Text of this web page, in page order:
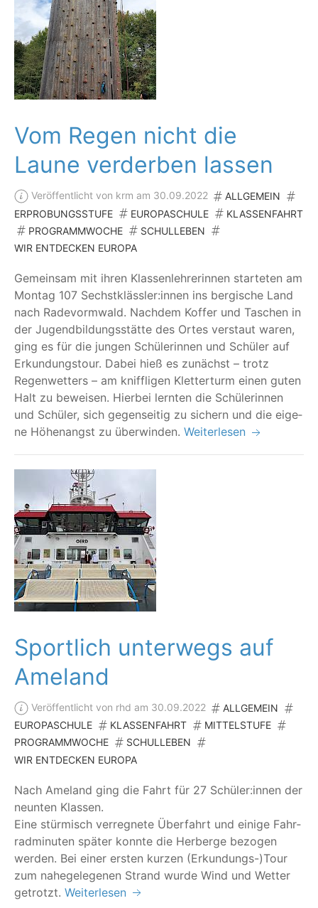
Vom Regen nicht die
Laune verderben lassen
Veröffentlicht von krm am 30.09.2022
ALLGEMEIN
ERPROBUNGSSTUFE
EUROPASCHULE
KLASSENFAHRT
PROGRAMMWOCHE
SCHULLEBEN
WIR ENTDECKEN EUROPA
Gemein­sam mit ihren Klas­sen­leh­re­rin­nen star­te­ten am
Mon­tag 107 Sechstklässler:innen ins ber­gi­sche Land
nach Rade­vorm­wald. Nach­dem Kof­fer und Taschen in
der Jugend­bil­dungs­stät­te des Ortes ver­staut waren,
ging es für die jun­gen Schü­le­rin­nen und Schü­ler auf
Erkun­dungs­tour. Dabei hieß es zunächst – trotz
Regen­wet­ters – am kniff­li­gen Klet­ter­turm einen guten
Halt zu bewei­sen. Hier­bei lern­ten die Schü­le­rin­nen
und Schü­ler, sich gegen­sei­tig zu sichern und die eige­
ne Höhen­angst zu überwinden. Weiterlesen
Sportlich unterwegs auf
Ameland
Veröffentlicht von rhd am 30.09.2022
ALLGEMEIN
EUROPASCHULE
KLASSENFAHRT
MITTELSTUFE
PROGRAMMWOCHE
SCHULLEBEN
WIR ENTDECKEN EUROPA
Nach Ame­land ging die Fahrt für 27 Schüler:innen der
neun­ten Klassen.
Eine stür­misch ver­reg­ne­te Über­fahrt und eini­ge Fahr­
rad­mi­nu­ten spä­ter konn­te die Her­ber­ge bezo­gen
wer­den. Bei einer ers­ten kur­zen (Erkundungs-)Tour
zum nahe­ge­le­ge­nen Strand wur­de Wind und Wet­ter
getrotzt. Weiterlesen